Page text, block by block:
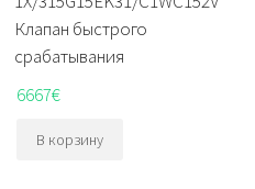
Клапан быстрого
срабатывания
6667€
В корзину